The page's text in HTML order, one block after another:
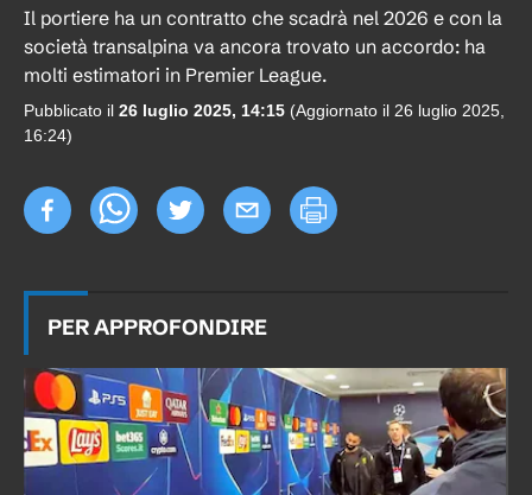
Il portiere ha un contratto che scadrà nel 2026 e con la
società transalpina va ancora trovato un accordo: ha
molti estimatori in Premier League.
Pubblicato il 26 luglio 2025, 14:15 (Aggiornato il 26 luglio 2025,
16:24)
PER APPROFONDIRE